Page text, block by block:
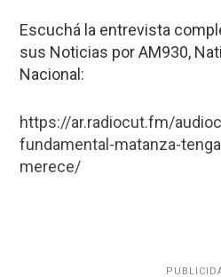
Escuchá la entrevista
sus Noticias por AM930,
Nacional:
https://ar.radiocut.fm/
fundamental-matanza-
merece/